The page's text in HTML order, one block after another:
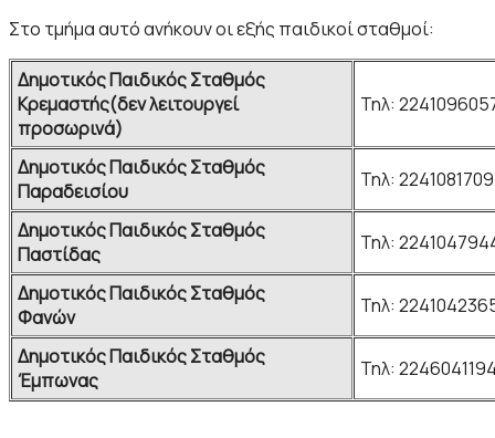
Στο τμήμα αυτό ανήκουν οι εξής παιδικοί σταθμοί:
Δημοτικός Παιδικός Σταθμός
Κρεμαστής(δεν λειτουργεί
προσωρινά)
Τηλ:
Δημοτικός Παιδικός Σταθμός
Παραδεισίου
Τηλ: 2241081709
Δημοτικός Παιδικός Σταθμός
Παστίδας
Τηλ:
Δημοτικός Παιδικός Σταθμός
Φανών
Τηλ:
Δημοτικός Παιδικός Σταθμός
Έμπωνας
Τηλ: